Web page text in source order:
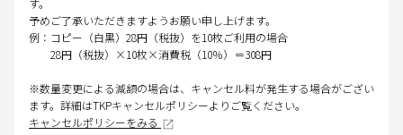
す。
予めご了承いただきますようお願い申し上げます。
例：コピー（白黒）28円（税抜）を10枚ご利用の場合
28円（税抜）×10枚×消費税（10％）＝308円
※数量変更による減額の場合は、キャンセル料が発生する場合がござい
ます。詳細はTKPキャンセルポリシーよりご覧ください。
キャンセルポリシーをみる